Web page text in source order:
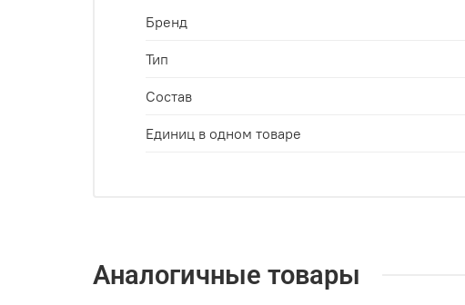
Бренд
Тип
Состав
Единиц в одном товаре
Аналогичные товары